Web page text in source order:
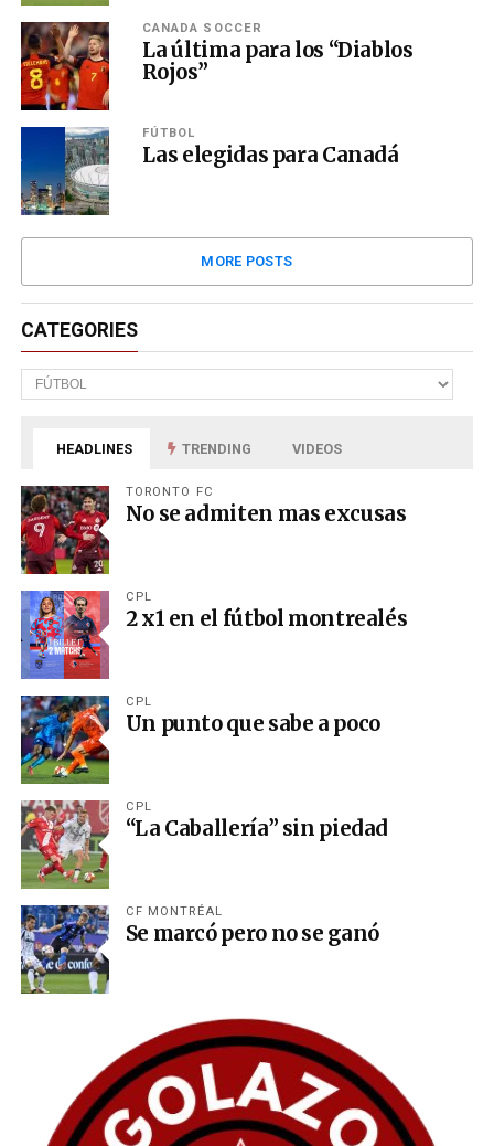
CANADA SOCCER
La última para los “Diablos
Rojos”
FÚTBOL
Las elegidas para Canadá
MORE POSTS
CATEGORIES
Categories
HEADLINES TRENDING VIDEOS
TORONTO FC
No se admiten mas excusas
CPL
2 x1 en el fútbol montrealés
CPL
Un punto que sabe a poco
CPL
“La Caballería” sin piedad
CF MONTRÉAL
Se marcó pero no se ganó